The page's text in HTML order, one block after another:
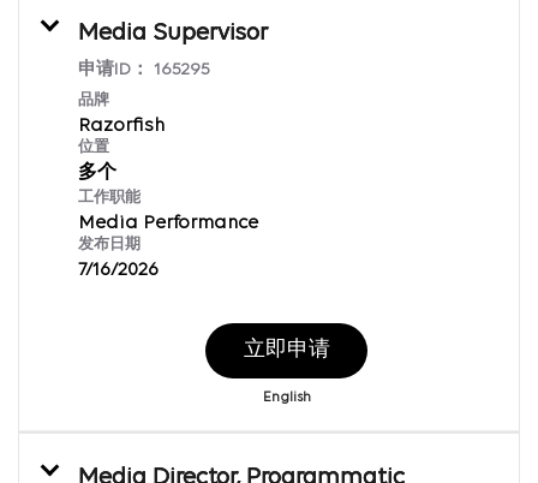
Media Supervisor
申请ID： 165295
品牌
Razorfish
位置
多个
工作职能
Media Performance
发布日期
7/16/2026
立即申请
English
Media Director, Programmatic